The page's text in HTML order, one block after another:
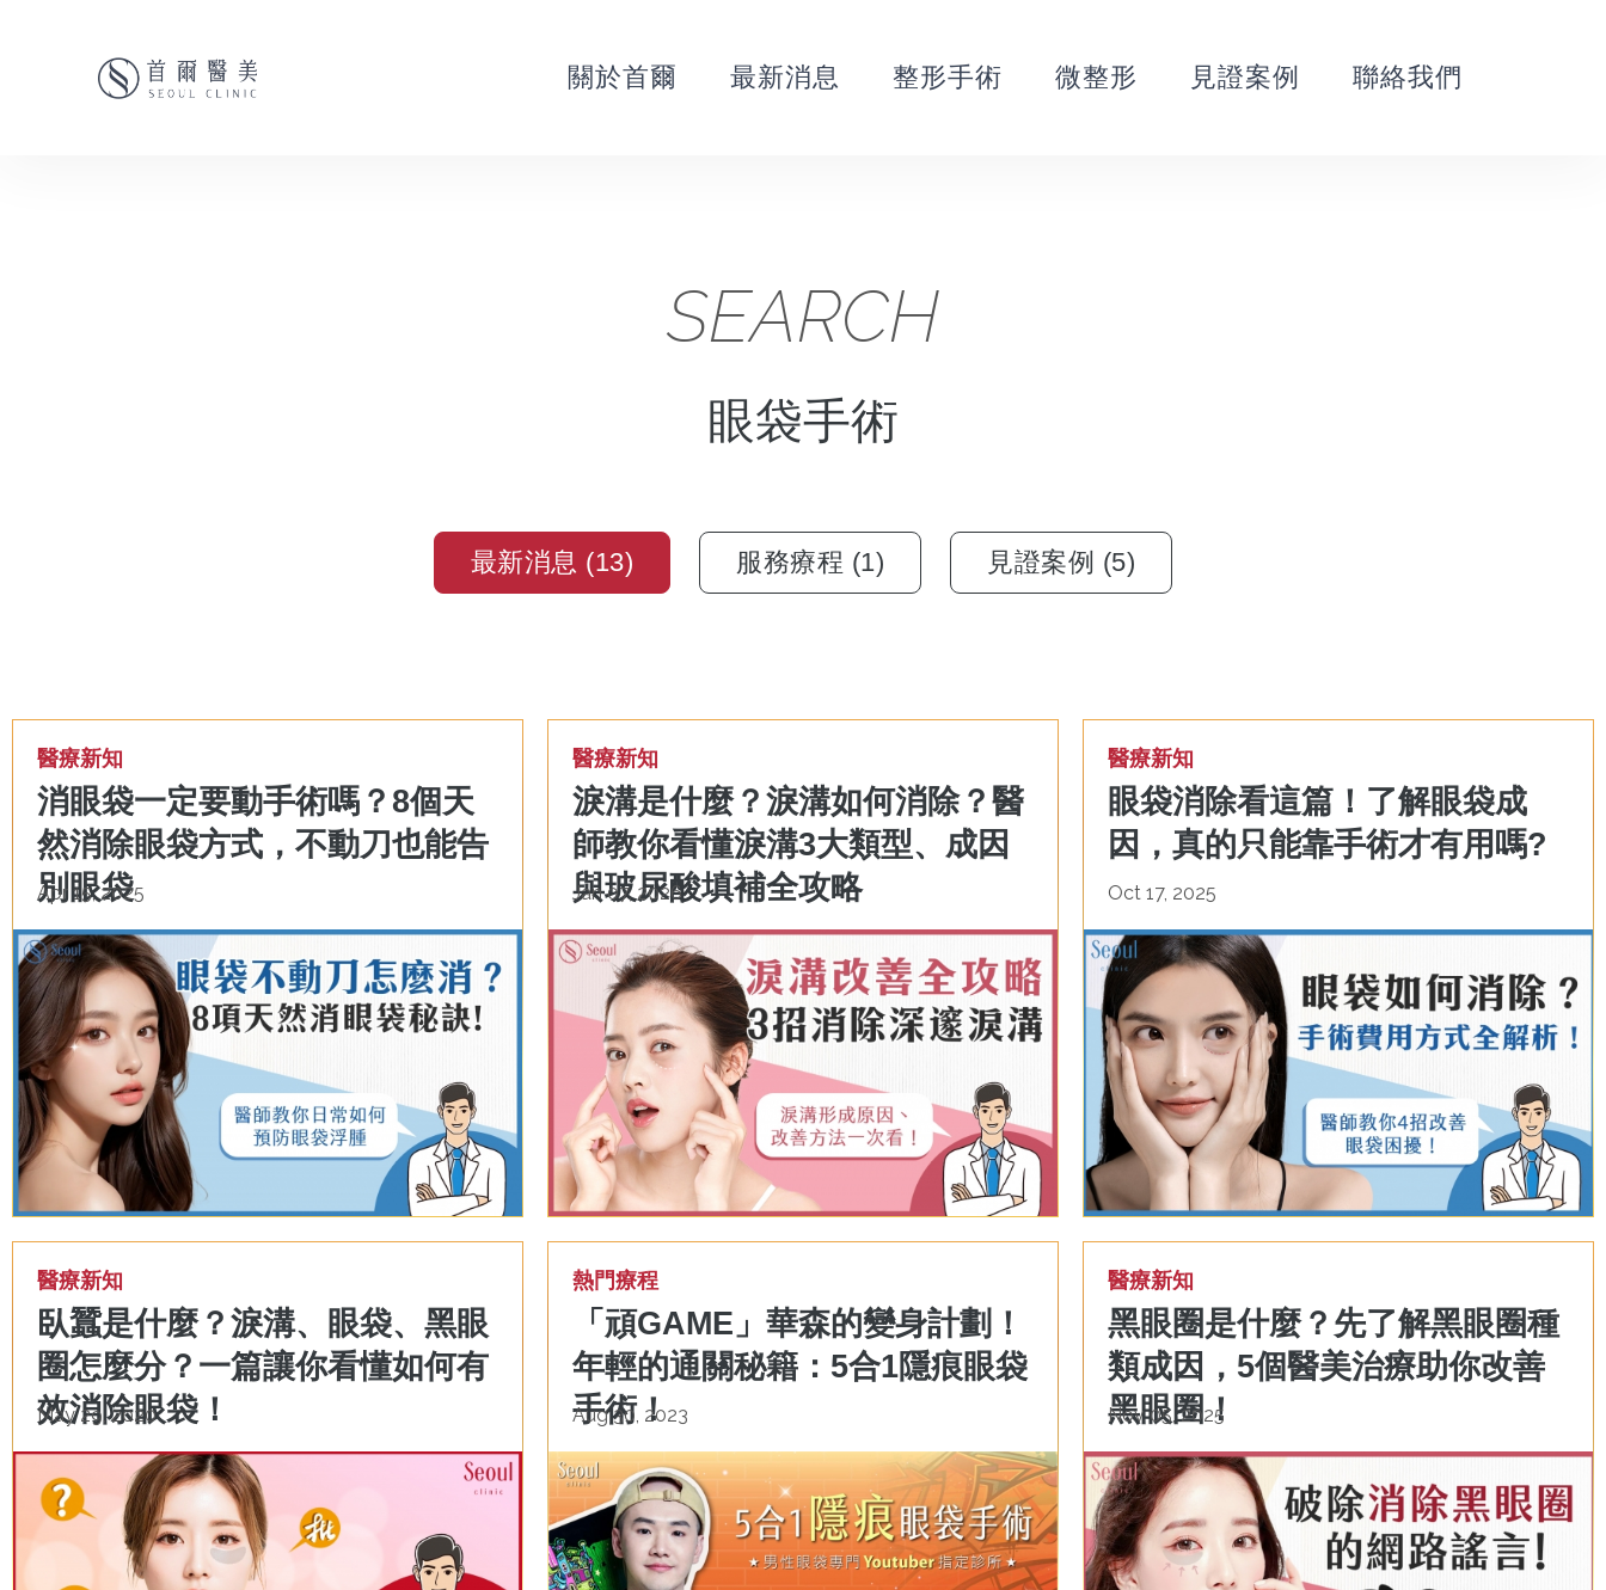
關於首爾 最新消息 整形手術 微整形 見證案例 聯絡我們
SEARCH
眼袋手術
最新消息 (13) 服務療程 (1) 見證案例 (5)
醫療新知
消眼袋一定要動手術嗎？8個天
然消除眼袋方式，不動刀也能告
別眼袋
Apr 15, 2025
醫療新知
淚溝是什麼？淚溝如何消除？醫
師教你看懂淚溝3大類型、成因
與玻尿酸填補全攻略
Jan 07, 2026
醫療新知
眼袋消除看這篇！了解眼袋成
因，真的只能靠手術才有用嗎?
Oct 17, 2025
醫療新知
臥蠶是什麼？淚溝、眼袋、黑眼
圈怎麼分？一篇讓你看懂如何有
效消除眼袋！
May 29, 2020
熱門療程
「頑GAME」華森的變身計劃！
年輕的通關秘籍：5合1隱痕眼袋
手術！
Aug 30, 2023
醫療新知
黑眼圈是什麼？先了解黑眼圈種
類成因，5個醫美治療助你改善
黑眼圈！
Nov 05, 2025